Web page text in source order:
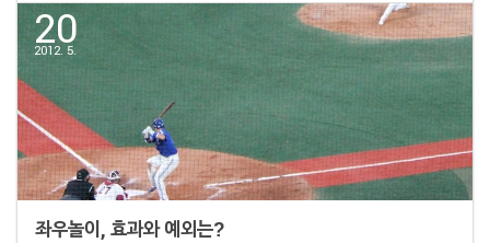
20
2012. 5.
좌우놀이, 효과와 예외는?